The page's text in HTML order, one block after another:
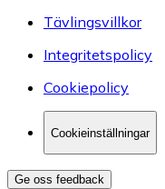
Tävlingsvillkor
Integritetspolicy
Cookiepolicy
Cookieinställningar
Ge oss feedback